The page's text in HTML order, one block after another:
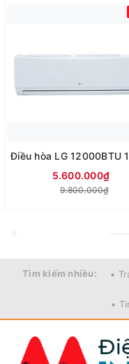
5.600.000₫
9.800.000₫
«
Tìm kiếm nhiều: •
•